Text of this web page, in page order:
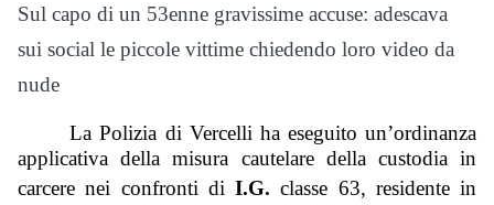
Sul capo di un 53enne gravissime accuse: adescava
sui social le piccole vittime chiedendo loro video da
nude
La Polizia di Vercelli ha eseguito un’ordinanza
applicativa della misura cautelare della custodia in
carcere nei confronti di I.G. classe 63, residente in